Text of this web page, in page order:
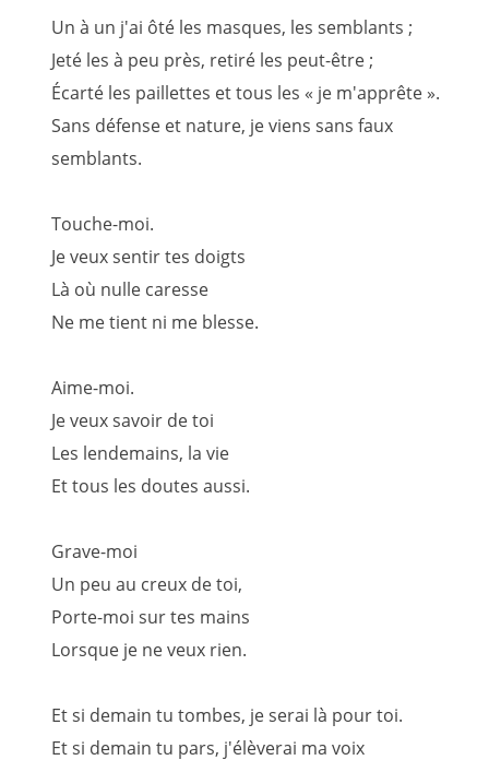
Un à un j'ai ôté les masques, les semblants ;
Jeté les à peu près, retiré les peut-être ;
Écarté les paillettes et tous les « je m'apprête ».
Sans défense et nature, je viens sans faux
semblants.
Touche-moi.
Je veux sentir tes doigts
Là où nulle caresse
Ne me tient ni me blesse.
Aime-moi.
Je veux savoir de toi
Les lendemains, la vie
Et tous les doutes aussi.
Grave-moi
Un peu au creux de toi,
Porte-moi sur tes mains
Lorsque je ne veux rien.
Et si demain tu tombes, je serai là pour toi.
Et si demain tu pars, j'élèverai ma voix